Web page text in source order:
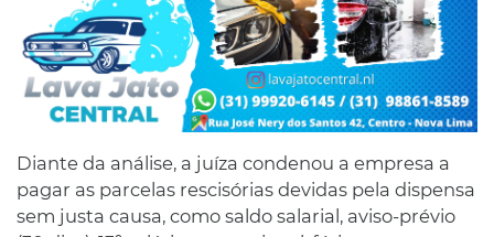
Diante da análise, a juíza condenou a empresa a
pagar as parcelas rescisórias devidas pela dispensa
sem justa causa, como saldo salarial, aviso-prévio